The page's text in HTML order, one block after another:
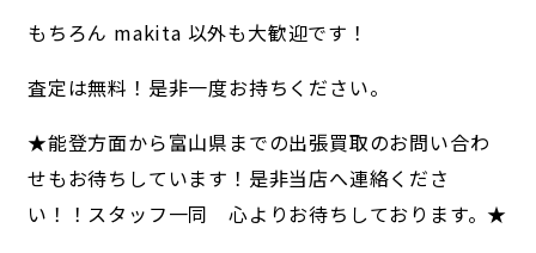
もちろん makita 以外も大歓迎です！
査定は無料！是非一度お持ちください。
★能登方面から富山県までの出張買取のお問い合わ
せもお待ちしています！是非当店へ連絡くださ
い！！スタッフ一同 心よりお待ちしております。★